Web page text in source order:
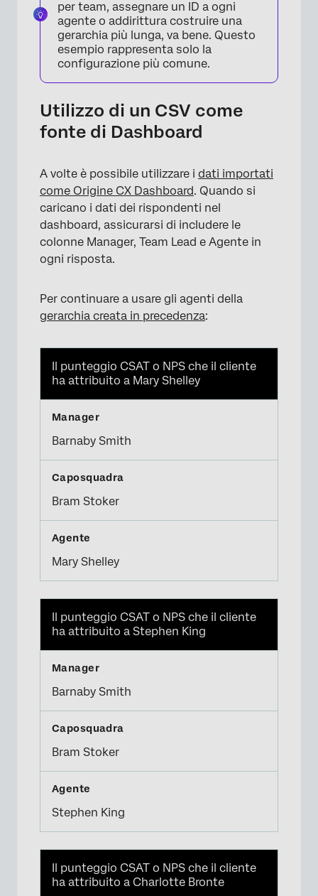
per team, assegnare un ID a ogni
agente o addirittura costruire una
gerarchia più lunga, va bene. Questo
esempio rappresenta solo la
configurazione più comune.
Utilizzo di un CSV come
fonte di Dashboard
A volte è possibile utilizzare i dati importati
come Origine CX Dashboard. Quando si
caricano i dati dei rispondenti nel
dashboard, assicurarsi di includere le
colonne Manager, Team Lead e Agente in
ogni risposta.
Per continuare a usare gli agenti della
gerarchia creata in precedenza:
Il punteggio CSAT o NPS che il cliente
ha attribuito a Mary Shelley
Barnaby Smith
Bram Stoker
Mary Shelley
Il punteggio CSAT o NPS che il cliente
ha attribuito a Stephen King
Barnaby Smith
Bram Stoker
Stephen King
Il punteggio CSAT o NPS che il cliente
ha attribuito a Charlotte Bronte